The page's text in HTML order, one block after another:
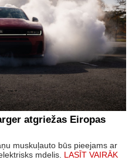
atgriežas Eiropas
muskuļauto būs pieejams ar
mdelis. LASĪT VAIRĀK